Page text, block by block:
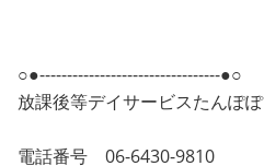
○●---------------------------------●○
放課後等デイサービスたんぽぽ
電話番号 06-6430-9810